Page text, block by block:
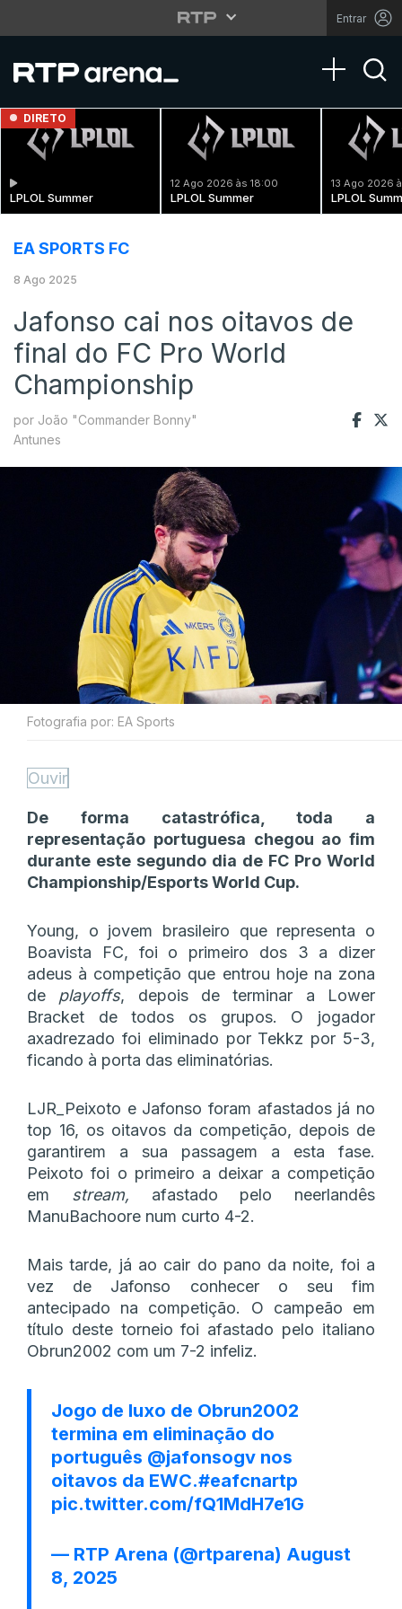
Entrar
Toggle
DIRETO
LPLOL Summer
12 Ago 2026 às 18:00
LPLOL Summer
13 Ago 2026
LPLOL
EA SPORTS FC
8 Ago 2025
Jafonso cai nos oitavos de
final do FC Pro World
Championship
por João "Commander Bonny"
Antunes
Fotografia por: EA Sports
Ouvir
De forma catastrófica, toda a
representação portuguesa chegou ao fim
durante este segundo dia de FC Pro World
Championship/Esports World Cup.
Young, o jovem brasileiro que representa o
Boavista FC, foi o primeiro dos 3 a dizer
adeus à competição que entrou hoje na zona
de playoffs, depois de terminar a Lower
Bracket de todos os grupos. O jogador
axadrezado foi eliminado por Tekkz por 5-3,
ficando à porta das eliminatórias.
LJR_Peixoto e Jafonso foram afastados já no
top 16, os oitavos da competição, depois de
garantirem a sua passagem a esta fase.
Peixoto foi o primeiro a deixar a competição
em stream, afastado pelo neerlandês
ManuBachoore num curto 4-2.
Mais tarde, já ao cair do pano da noite, foi a
vez de Jafonso conhecer o seu fim
antecipado na competição. O campeão em
título deste torneio foi afastado pelo italiano
Obrun2002 com um 7-2 infeliz.
Jogo de luxo de Obrun2002
termina em eliminação do
português @jafonsogv nos
oitavos da EWC.#eafcnartp
pic.twitter.com/fQ1MdH7e1G
— RTP Arena (@rtparena) August
8, 2025